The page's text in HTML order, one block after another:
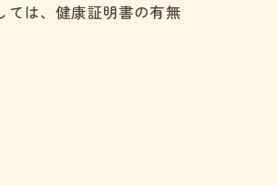
ては、健康証明書の有無